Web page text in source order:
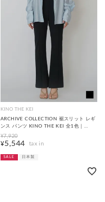
KINO THE KEI
ARCHIVE COLLECTION 裾スリット レギ
ンス パンツ KINO THE KEI 全1色｜
ktk721-0069【1】
¥7,920
¥5,544
SALE 日本製